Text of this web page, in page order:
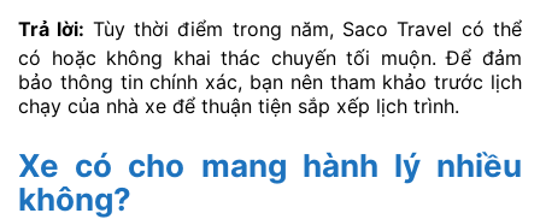
Trả lời: Tùy thời điểm trong năm, Saco Travel có thể
có hoặc không khai thác chuyến tối muộn. Để đảm
bảo thông tin chính xác, bạn nên tham khảo trước lịch
chạy của nhà xe để thuận tiện sắp xếp lịch trình.
Xe có cho mang hành lý nhiều
không?